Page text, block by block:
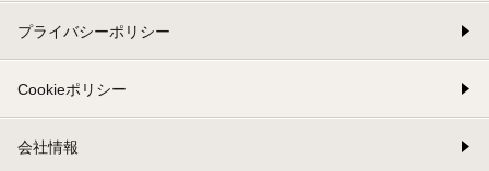
プライバシーポリシー
Cookieポリシー
会社情報